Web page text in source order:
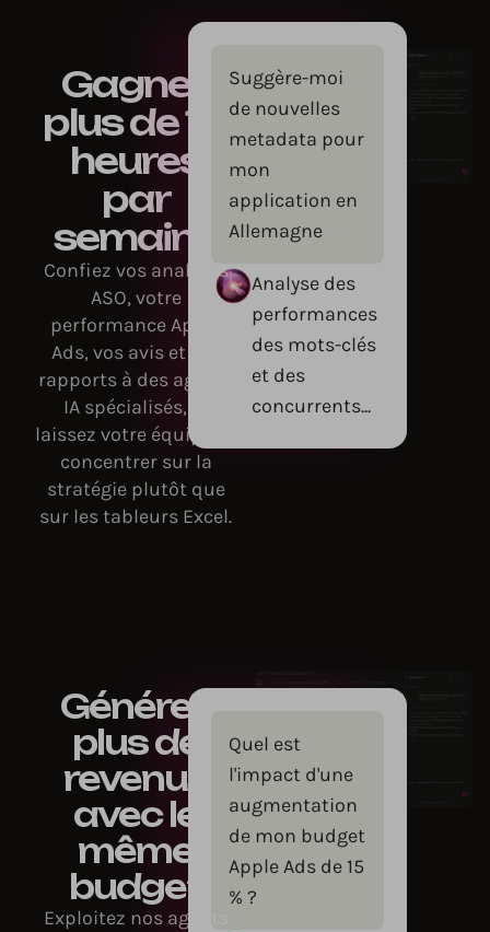
Gagnez
plus de 10
heures
par
semaine
Confiez vos analyses
ASO, votre
performance Apple
Ads, vos avis et vos
rapports à des agents
IA spécialisés, et
laissez votre équipe se
concentrer sur la
stratégie plutôt que
sur les tableurs Excel.
Suggère-moi
de nouvelles
metadata pour
mon
application en
Allemagne
Analyse des
performances
des mots-clés
et des
concurrents...
Quel est
l'impact d'une
augmentation
de mon budget
Apple Ads de 15
% ?
Générez
plus de
revenus
avec le
même
budget
Exploitez nos agents